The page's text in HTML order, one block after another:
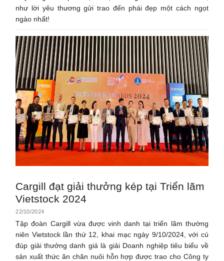
như lời yêu thương gửi trao đến phái đẹp một cách ngọt
ngào nhất!
Cargill đạt giải thưởng kép tại Triển lãm
Vietstock 2024
22/10/2024
Tập đoàn Cargill vừa được vinh danh tại triển lãm thường
niên Vietstock lần thứ 12, khai mạc ngày 9/10/2024, với cú
đúp giải thưởng danh giá là giải Doanh nghiệp tiêu biểu về
sản xuất thức ăn chăn nuôi hỗn hợp được trao cho Công ty